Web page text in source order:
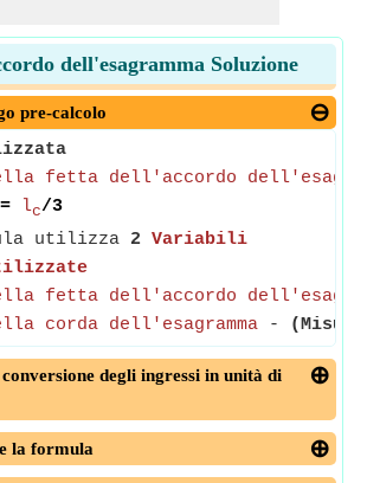
dell'esagramma Soluzione
pre-calcolo
fetta dell'accordo
= lc/3
utilizza 2 Variabili
fetta dell'accordo
corda dell'esagramma -
degli ingressi in unità di
la formula